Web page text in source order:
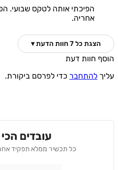
הפיכתי אותה לטקס שבועי. הפנים
אחריה.
הצגת כל 7 חוות הדעת ▾
חוות דעת
להתחברכדי לפרסם ביקורת.
עובדים הכי
כל תכשיר ממלא תפקיד אחר